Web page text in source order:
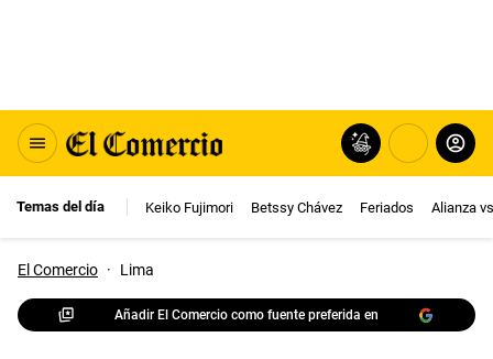
Temas del día Keiko Fujimori Betssy Chávez Feriados Alianza
El Comercio · Lima
Añadir El Comercio como fuente preferida en